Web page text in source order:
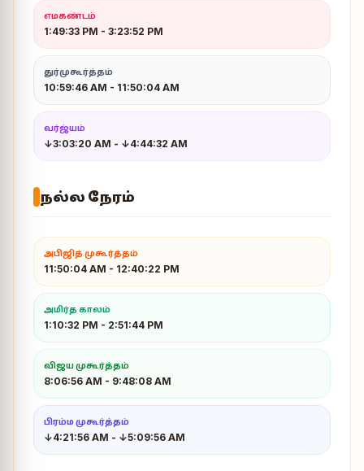
எமகண்டம்
1:49:33 PM - 3:23:52 PM
துர்முகூர்த்தம்
10:59:46 AM - 11:50:04 AM
வர்ஜ்யம்
↓3:03:20 AM - ↓4:44:32 AM
நல்ல நேரம்
அபிஜித் முகூர்த்தம்
11:50:04 AM - 12:40:22 PM
அமிர்த காலம்
1:10:32 PM - 2:51:44 PM
விஜய முகூர்த்தம்
8:06:56 AM - 9:48:08 AM
பிரம்ம முகூர்த்தம்
↓4:21:56 AM - ↓5:09:56 AM